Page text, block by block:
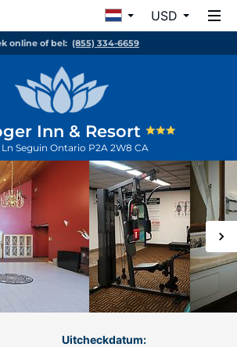
USD
online of bel: (855) 334-6659
Inn & Resort
Ln Seguin Ontario P2A 2W8 CA
Uitcheckdatum: